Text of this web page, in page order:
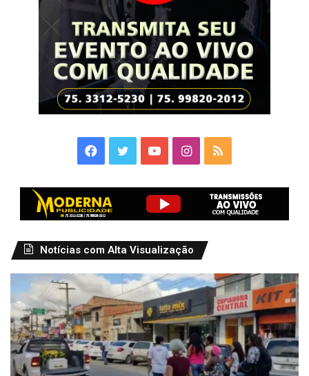
Facebook
TwitterYouTubeInstagram
RSS
Notícias com Alta Visualização